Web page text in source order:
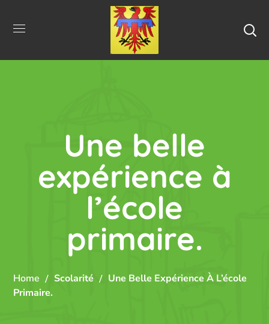
Une belle
expérience à
l’école
primaire.
Home Scolarité
Une Belle Expérience À L’école
Primaire.